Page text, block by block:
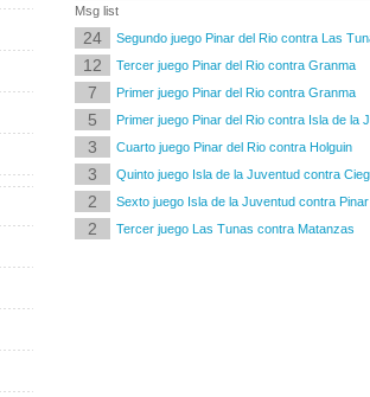
Msg list
24 Segundo juego Pinar del Rio contra Las
12 Tercer juego Pinar del Rio contra Granma
7 Primer juego Pinar del Rio contra Granma
5 Primer juego Pinar del Rio contra Isla de la
3 Cuarto juego Pinar del Rio contra Holguin
3 Quinto juego Isla de la Juventud contra
2 Sexto juego Isla de la Juventud contra
2 Tercer juego Las Tunas contra Matanzas